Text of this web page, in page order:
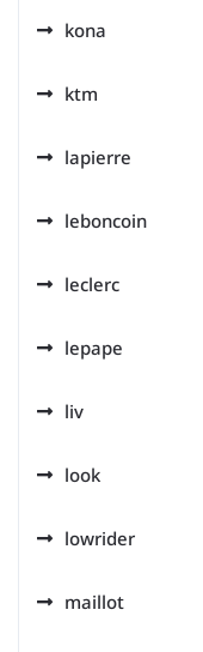
kona
ktm
lapierre
leboncoin
leclerc
lepape
liv
look
lowrider
maillot